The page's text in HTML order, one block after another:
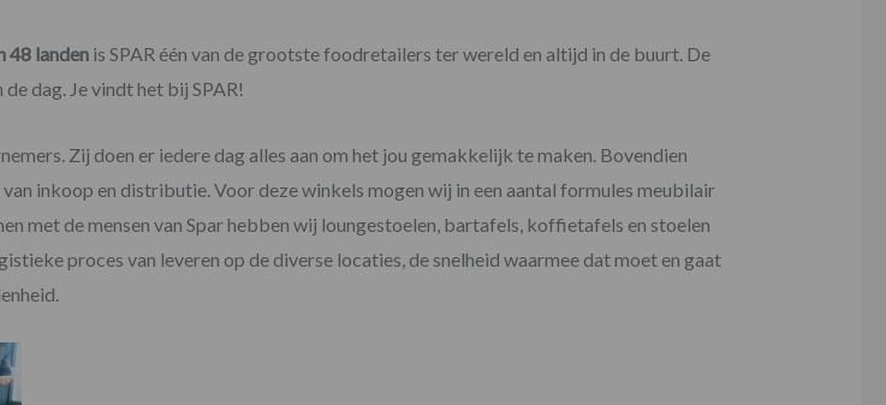
48 landenis SPAR één van de grootste foodretailers ter wereld en altijd in de buurt. De
dag. Je vindt het bij SPAR!
Zij doen er iedere dag alles aan om het jou gemakkelijk te maken. Bovendien
inkoop en distributie. Voor deze winkels mogen wij in een aantal formules meubilair
met de mensen van Spar hebben wij loungestoelen, bartafels, koffietafels en stoelen
proces van leveren op de diverse locaties, de snelheid waarmee dat moet en gaat